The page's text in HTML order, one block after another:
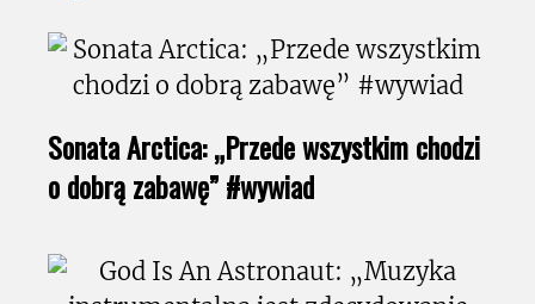
Sonata Arctica: „Przede wszystkim chodzi
o dobrą zabawę” #wywiad